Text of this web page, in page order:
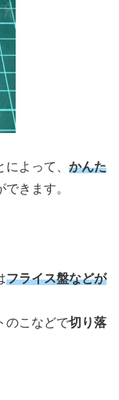
よって、 かんた
きます。
フライス盤などが
のこなどで切り落